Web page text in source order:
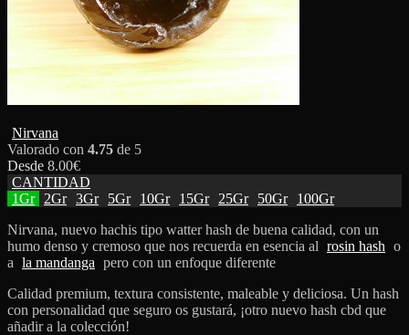
Nirvana
Valorado con 4.75 de 5
Desde 8.00€
CANTIDAD
1Gr
2Gr 3Gr 5Gr 10Gr 15Gr 25Gr 50Gr
100Gr
Nirvana, nuevo hachis tipo watter hash de buena calidad, con un
humo denso y cremoso que nos recuerda en esencia al rosin hash o
a la mandanga pero con un enfoque diferente
Calidad premium, textura consistente, maleable y deliciosa. Un hash
con personalidad que seguro os gustará, ¡otro nuevo hash cbd que
añadir a la colección!